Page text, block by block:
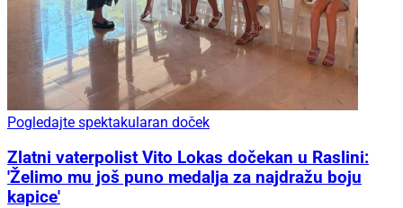
Pogledajte spektakularan doček
Zlatni vaterpolist Vito Lokas dočekan u Raslini:
'Želimo mu još puno medalja za najdražu boju
kapice'